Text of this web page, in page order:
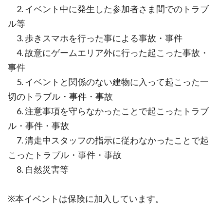
2. イベント中に発生した参加者さま間でのトラブ
ル等
3. 歩きスマホを行った事による事故・事件
4. 故意にゲームエリア外に行った起こった事故・
事件
5. イベントと関係のない建物に入って起こった一
切のトラブル・事件・事故
6. 注意事項を守らなかったことで起こったトラブ
ル・事件・事故
7. 清走中スタッフの指示に従わなかったことで起
こったトラブル・事件・事故
8. 自然災害等
※本イベントは保険に加入しています。